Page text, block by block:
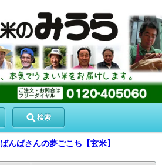
検索
ばんばさんの夢ごこち【玄米】